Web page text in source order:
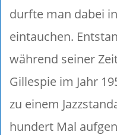
durfte man dabei
eintauchen.
während seiner
Gillespie im Jahr
zu einem
hundert Mal